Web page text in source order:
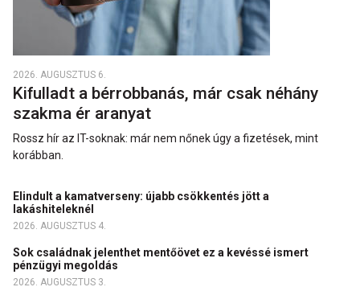
2026. AUGUSZTUS 6.
Kifulladt a bérrobbanás, már csak néhány
szakma ér aranyat
Rossz hír az IT-soknak: már nem nőnek úgy a fizetések, mint
korábban.
Elindult a kamatverseny: újabb csökkentés jött a
lakáshiteleknél
2026. AUGUSZTUS 4.
Sok családnak jelenthet mentőövet ez a kevéssé ismert
pénzügyi megoldás
2026. AUGUSZTUS 3.